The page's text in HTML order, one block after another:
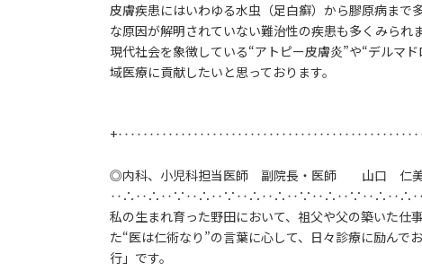
皮膚疾患にはいわゆる水虫（足白癬）から膠原病まで
な原因が解明されていない難治性の疾患も多くみられま
現代社会を象徴している“アトピー皮膚炎”や“デルマ
域医療に貢献したいと思っております。
◎内科、小児科担当医師 副院長・医師 山口 仁
私の生まれ育った野田において、祖父や父の築いた仕
た“医は仁術なり”の言葉に心して、日々診療に励ん
行」です。